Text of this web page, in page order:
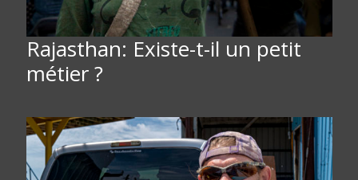
Rajasthan: Existe-t-il un petit
métier ?